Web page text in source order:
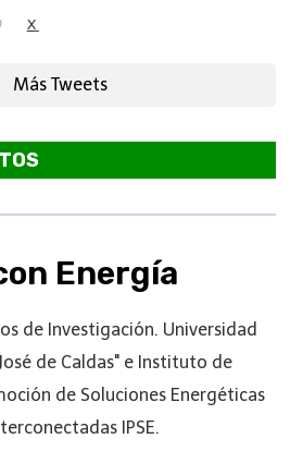
X
Más Tweets
Energía
de Investigación. Universidad
de Caldas" e Instituto de
de Soluciones Energéticas
IPSE.